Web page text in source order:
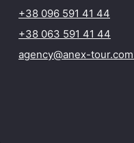
+38 096 591 41 44
+38 063 591 41 44
agency@anex-